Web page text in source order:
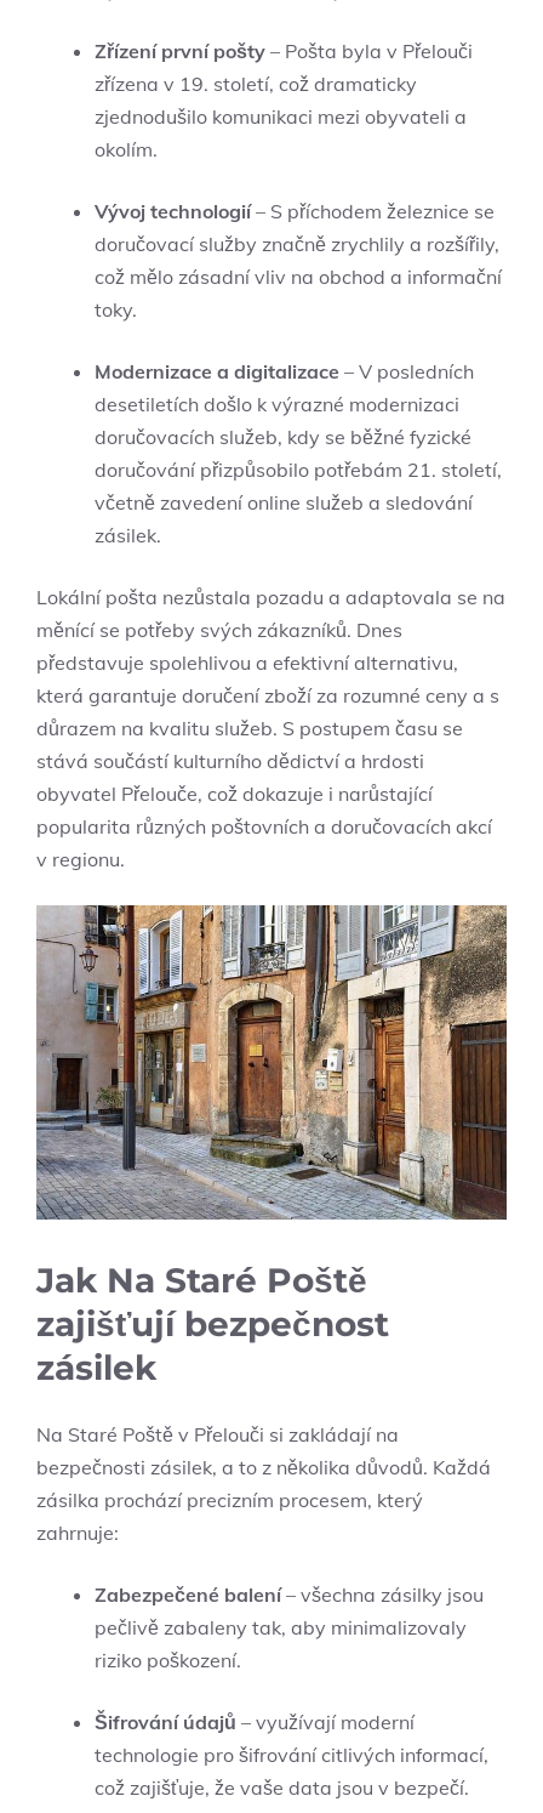
Zřízení první pošty – Pošta byla v Přelouči
zřízena v 19. století, což dramaticky
zjednodušilo‌ komunikaci mezi obyvateli a
okolím.
Vývoj‌ technologií– S příchodem železnice se
doručovací služby značně zrychlily a rozšířily,
což mělo zásadní vliv na obchod a informační
toky.
Modernizace a digitalizace – V⁢ posledních
desetiletích došlo k výrazné modernizaci​
doručovacích služeb, kdy se běžné ‌fyzické
doručování přizpůsobilo potřebám 21. století,
včetně zavedení online​ služeb a sledování
zásilek.
Lokální pošta nezůstala pozadu a adaptovala se na
měnící se potřeby svých zákazníků. Dnes
představuje spolehlivou a​ efektivní alternativu,
která garantuje doručení zboží ⁤za rozumné ceny‍ a s⁢
důrazem na kvalitu⁤ služeb. ​S postupem⁤ času se
stává součástí kulturního dědictví a hrdosti
obyvatel Přelouče, což dokazuje i narůstající
popularita různých poštovních a doručovacích akcí
v regionu.
Jak Na Staré Poště
zajišťují bezpečnost
zásilek
Na Staré ⁣Poště v Přelouči si zakládají⁣ na
bezpečnosti zásilek, a to z několika důvodů. Každá
zásilka prochází precizním procesem, který
zahrnuje:
Zabezpečené balení– všechna zásilky jsou
pečlivě zabaleny tak, aby minimalizovaly
riziko poškození.
Šifrování údajů – využívají moderní
technologie pro šifrování citlivých informací,
⁣což zajišťuje, že vaše data‍ jsou v bezpečí.